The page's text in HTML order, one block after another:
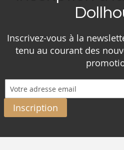
Inscrivez-vous à la
tenu au courant des
Inscription